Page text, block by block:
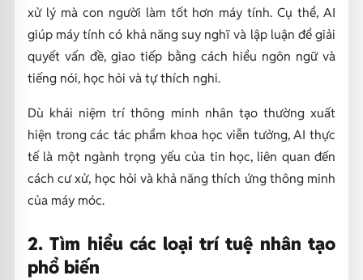
xử lý mà con người làm tốt hơn máy tính. Cụ thể, AI
giúp máy tính có khả năng suy nghĩ và lập luận để giải
quyết vấn đề, giao tiếp bằng cách hiểu ngôn ngữ và
tiếng nói, học hỏi và tự thích nghi.
Dù khái niệm trí thông minh nhân tạo thường xuất
hiện trong các tác phẩm khoa học viễn tưởng, AI thực
tế là một ngành trọng yếu của tin học, liên quan đến
cách cư xử, học hỏi và khả năng thích ứng thông minh
của máy móc.
2. Tìm hiểu các loại trí tuệ nhân tạo
phổ biến